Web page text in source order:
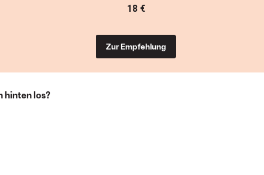
hinten los?
18 €
Zur Empfehlung